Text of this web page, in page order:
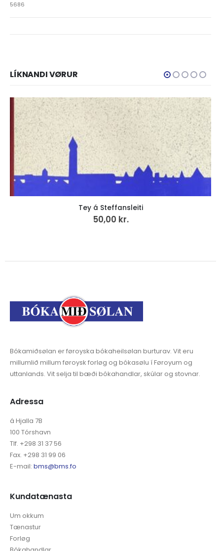
5686
LÍKNANDI VØRUR
Tey á Steffansleiti
Bókamiðsølan er føroyska bókaheilsølan burturav. Vit eru
millumlið millum føroysk forløg og bókasølu í Føroyum og
uttanlands. Vit selja til bæði bókahandlar, skúlar og stovnar.
Adressa
á Hjalla 7B
100 Tórshavn
Tlf. +298 31 37 56
Fax. +298 31 99 06
E-mail: bms@bms.fo
Kundatænasta
Um okkum
Tænastur
Forløg